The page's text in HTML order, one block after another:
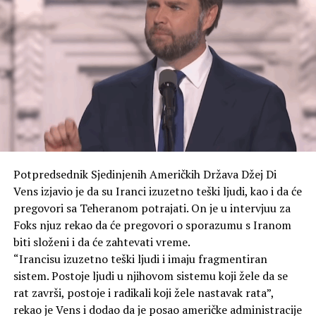
razoružanje. Ona je izrazila nadu da svijet nikada neće
vidjeti treći grad koji je pretrpio atomsko
bombardovanje.
Japanski zvaničnici uglavnom ne ističu u javnim
govorima da su SAD izvršile napade na gradove Hirošimu
i Nagasaki, navodi TASS.
Američke snage izvele su napade atomskim oružjem sa
To ostaju jedini slučajevi upotrebe nuklearnog oružja u
ratovanju u ljudskoj istoriji. Prema različitim
procjenama, bomba bačena na Hirošimu 6. avgusta 1945.
godine ubila je između 70.000 i 100.000 ljudi na sam dan
eksplozije.
Do kraja 1945. godine, broj žrtava porastao je na
140.000, jer su ljudi umirali u bolnicama od zadobijenih
Potpredsednik Sjedinjenih Američkih Država Džej Di
Vens izjavio je da su Iranci izuzetno teški ljudi, kao i da će
pregovori sa Teheranom potrajati. On je u intervjuu za
Foks njuz rekao da će pregovori o sporazumu s Iranom
biti složeni i da će zahtevati vreme.
“Irancisu izuzetno teški ljudi i imaju fragmentiran
sistem. Postoje ljudi u njihovom sistemu koji žele da se
rat završi, postoje i radikali koji žele nastavak rata”,
rekao je Vens i dodao da je posao američke administracije